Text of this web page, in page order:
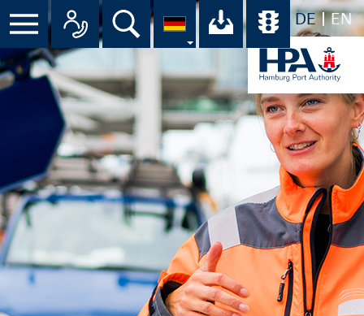
DE EN
Menü Alle Ansprechpartner im
Suche Ihr Download-